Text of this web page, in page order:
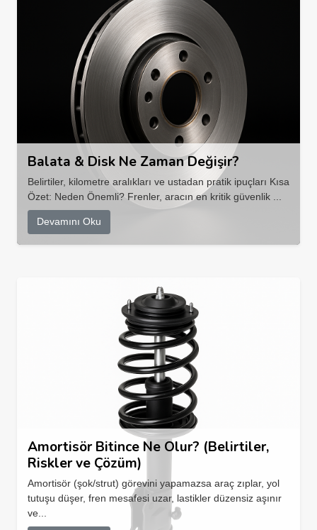
Balata & Disk Ne Zaman Değişir?
Belirtiler, kilometre aralıkları ve ustadan pratik ipuçları Kısa
Özet: Neden Önemli? Frenler, aracın en kritik güvenlik ...
Devamını Oku
Amortisör Bitince Ne Olur? (Belirtiler,
Riskler ve Çözüm)
Amortisör (şok/strut) görevini yapamazsa araç zıplar, yol
tutuşu düşer, fren mesafesi uzar, lastikler düzensiz aşınır
ve...